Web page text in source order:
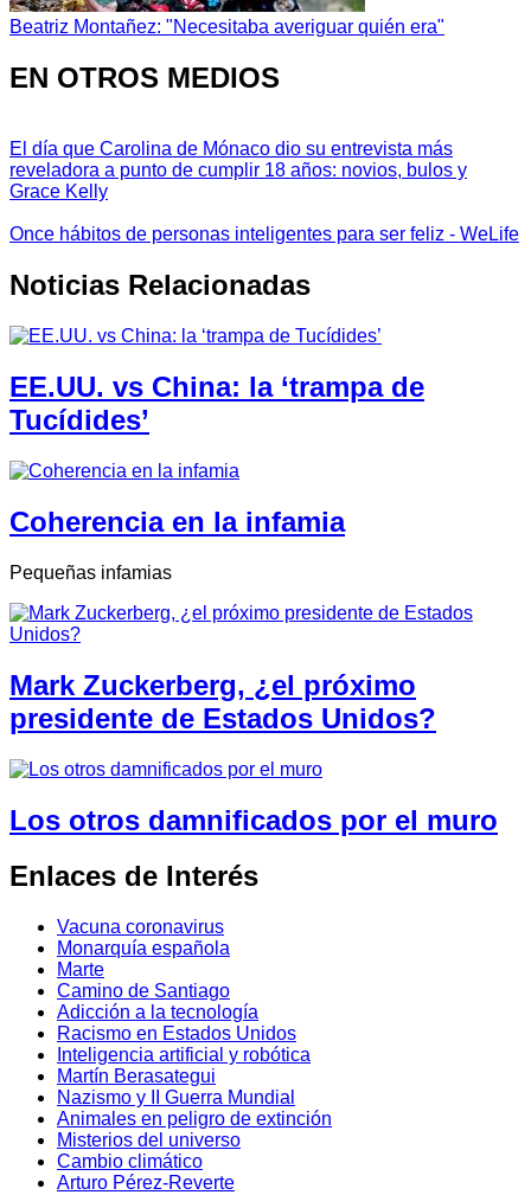
Beatriz Montañez: "Necesitaba averiguar quién era"
EN OTROS MEDIOS
El día que Carolina de Mónaco dio su entrevista más
reveladora a punto de cumplir 18 años: novios, bulos y
Grace Kelly
Once hábitos de personas inteligentes para ser feliz - WeLife
Noticias Relacionadas
EE.UU. vs China: la ‘trampa de
Tucídides’
Coherencia en la infamia
Pequeñas infamias
Mark Zuckerberg, ¿el próximo
presidente de Estados Unidos?
Los otros damnificados por el muro
Enlaces de Interés
Vacuna coronavirus
Monarquía española
Marte
Camino de Santiago
Adicción a la tecnología
Racismo en Estados Unidos
Inteligencia artificial y robótica
Martín Berasategui
Nazismo y II Guerra Mundial
Animales en peligro de extinción
Misterios del universo
Cambio climático
Arturo Pérez-Reverte